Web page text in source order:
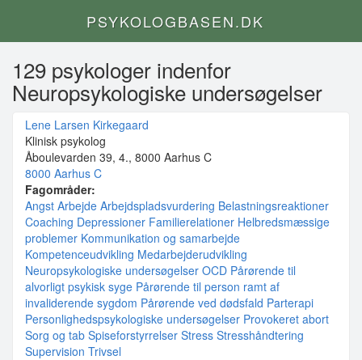
PSYKOLOGBASEN.DK
129 psykologer indenfor
Neuropsykologiske undersøgelser
Lene Larsen Kirkegaard
Klinisk psykolog
Åboulevarden 39, 4., 8000 Aarhus C
8000 Aarhus C
Fagområder:
Angst Arbejde Arbejdspladsvurdering Belastningsreaktioner
Coaching Depressioner Familierelationer Helbredsmæssige
problemer Kommunikation og samarbejde
Kompetenceudvikling Medarbejderudvikling
Neuropsykologiske undersøgelser OCD Pårørende til
alvorligt psykisk syge Pårørende til person ramt af
invaliderende sygdom Pårørende ved dødsfald Parterapi
Personlighedspsykologiske undersøgelser Provokeret abort
Sorg og tab Spiseforstyrrelser Stress Stresshåndtering
Supervision Trivsel